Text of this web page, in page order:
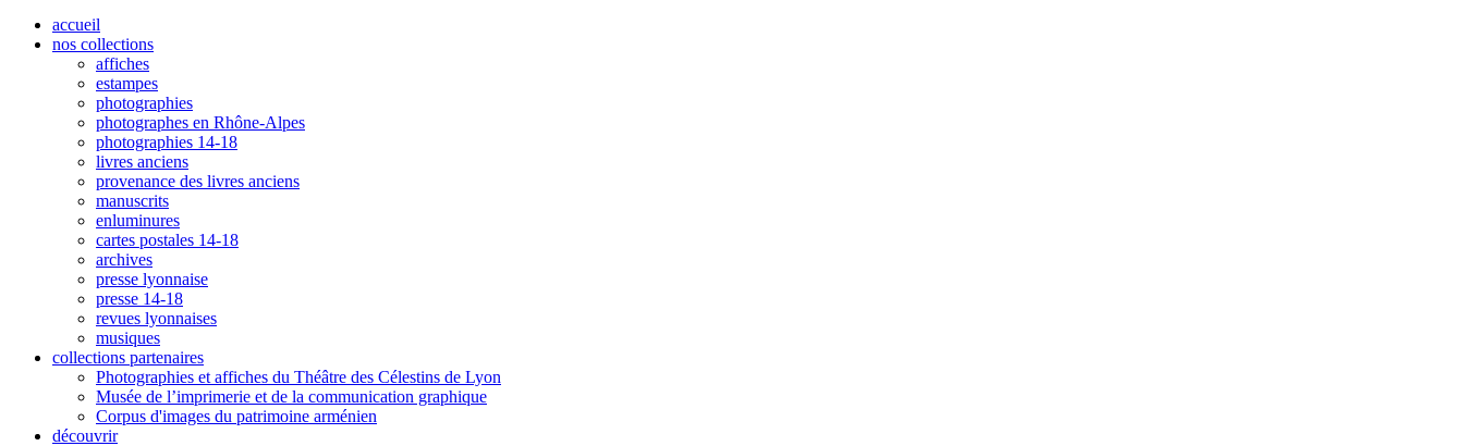
accueil
nos collections
affiches
estampes
photographies
photographes en Rhône-Alpes
photographies 14-18
livres anciens
provenance des livres anciens
manuscrits
enluminures
cartes postales 14-18
archives
presse lyonnaise
presse 14-18
revues lyonnaises
musiques
collections partenaires
Photographies et affiches du Théâtre des Célestins de Lyon
Musée de l’imprimerie et de la communication graphique
Corpus d'images du patrimoine arménien
découvrir